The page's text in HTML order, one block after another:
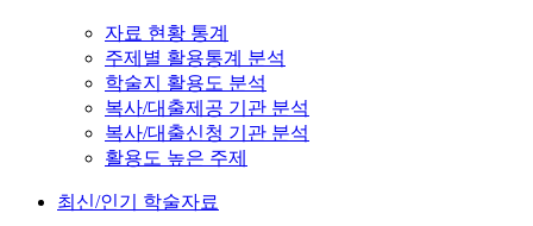
자료 현황 통계
주제별 활용통계 분석
학술지 활용도 분석
복사/대출제공 기관 분석
복사/대출신청 기관 분석
활용도 높은 주제
최신/인기 학술자료